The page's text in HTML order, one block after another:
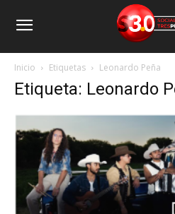
Inicio Etiquetas Leonardo Peña
Etiqueta: Leonardo